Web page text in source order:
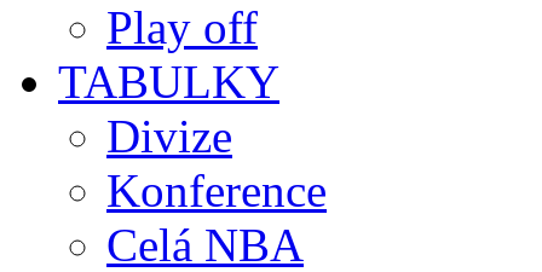
Play off
TABULKY
Divize
Konference
Celá NBA